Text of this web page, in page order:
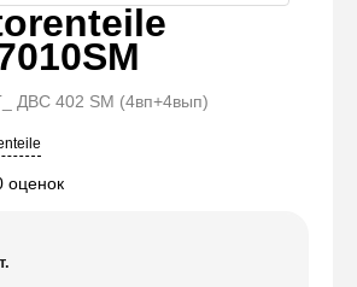
оценок
ДВС 402 SM (4вп+4вып)